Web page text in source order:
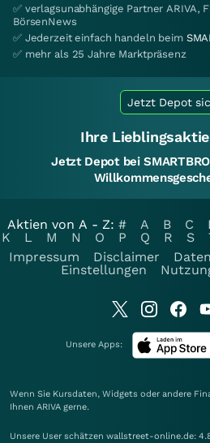
✅ verlagsunabhängige Partner ARIVA,
BörsenNews
✅ Jederzeit einfach handeln beim
✅ mehr als 25 Jahre Marktpräsenz
Jetzt Depot
Ihre
Jetzt Depot bei
Aktien von A - Z: # A B C
K
L M N O P Q R S
Impressum
Disclaimer
Einstellungen
Unsere Apps:
Wenn Sie Kursdaten, Widgets oder andere
Ihnen ARIVA gerne.
Unsere User schätzen wallstreet-online.de: